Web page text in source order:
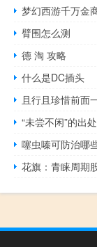
梦幻西游千万金
臂围怎么测
德 淘 攻略
什么是DC插头
且行且珍惜前面
“未尝不闲”的出
噻虫嗪可防治哪
花旗：青睐周期